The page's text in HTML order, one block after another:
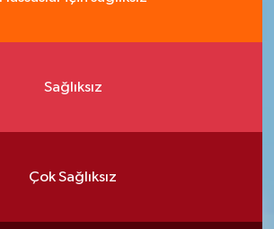
Sağlıksız
Çok Sağlıksız